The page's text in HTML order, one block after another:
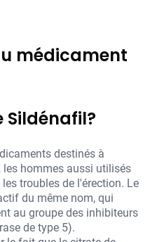
médicament
Sildénafil?
destinés à
hommes aussi utilisés
troubles de l'érection. Le
du même nom, qui
au groupe des inhibiteurs
de type 5).